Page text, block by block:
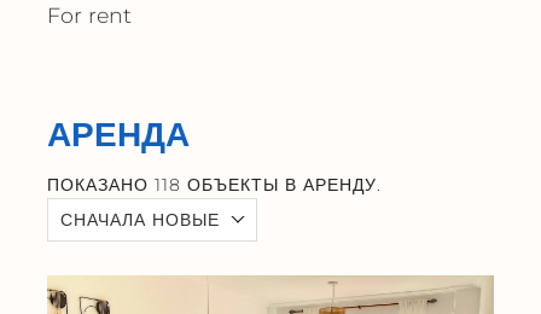
For rent
АРЕНДА
ПОКАЗАНО 118 ОБЪЕКТЫ В АРЕНДУ.
СНАЧАЛА НОВЫЕ